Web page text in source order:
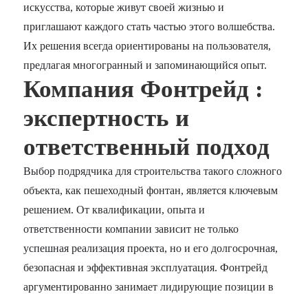
искусства, которые живут своей жизнью и
приглашают каждого стать частью этого волшебства.
Их решения всегда ориентированы на пользователя,
предлагая многогранный и запоминающийся опыт.
Компания Фонтрейд :
экспертность и
ответственный подход
Выбор подрядчика для строительства такого сложного
объекта, как пешеходный фонтан, является ключевым
решением. От квалификации, опыта и
ответственности компании зависит не только
успешная реализация проекта, но и его долгосрочная,
безопасная и эффективная эксплуатация. Фонтрейд
аргументированно занимает лидирующие позиции в